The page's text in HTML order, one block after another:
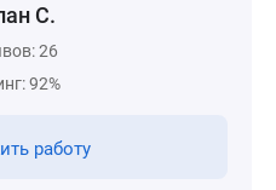
С.
26
92%
работу